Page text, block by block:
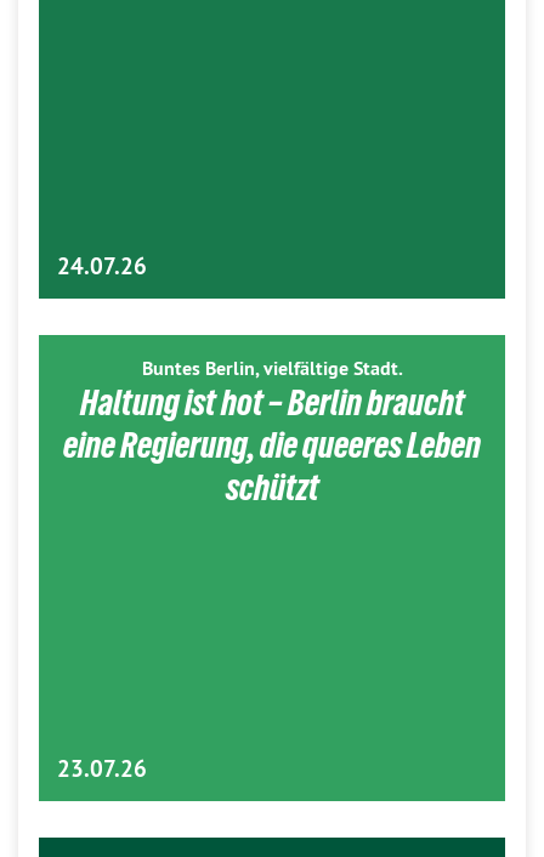
24.07.26
Buntes Berlin, vielfältige Stadt.
Haltung ist hot – Berlin braucht
eine Regierung, die queeres Leben
schützt
23.07.26